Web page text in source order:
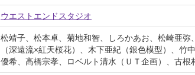
ウエストエンドスタジオ
松靖子、松本卓、菊地和智、しろかあお、松崎亜
（深遠流×紅天桜花）、木下亜紀（銀色模型）、
優希、高橋宗孝、ロベルト清水（ＵＴ企画）、古